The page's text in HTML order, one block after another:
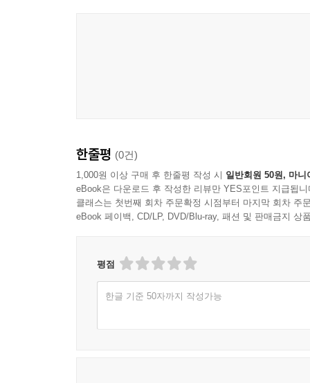
꽃말과 문학적 메타포Metaphor를 풀어내는 대목
감정과 기억을 담아내는 ‘문화적 존재’로 존중해 왔
우리는 지금 인공지능과 가상 세계가 지배하는
갈증을 느낀다. 콘크리트 빌딩 숲에서 지친 현대
평생을 바쳐 일궈온 화훼 연구실의 온기가 독자
풍요롭고 아름답게 만들어 가기를 기대한다.
진심으로 축하드린다.
한줄평 (0건)
1,000원 이상 구매 후 한줄평 작성 시 일반회원 50원, 마니
eBook은 다운로드 후 작성한 리뷰만 YES포인트 지급됩니
클래스는 첫번째 회차 주문확정 시점부터 마지막 회차 주
eBook 페이백, CD/LP, DVD/Blu-ray, 패션 및 판매금지 상
평점
한글 기준 50자까지 작성가능